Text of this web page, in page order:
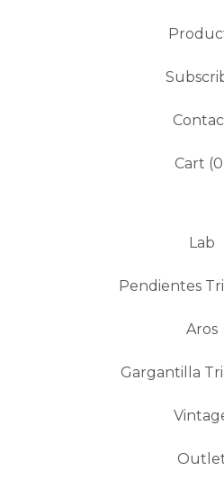
Cart (0
Lab
Pendientes
Aros
Gargantilla